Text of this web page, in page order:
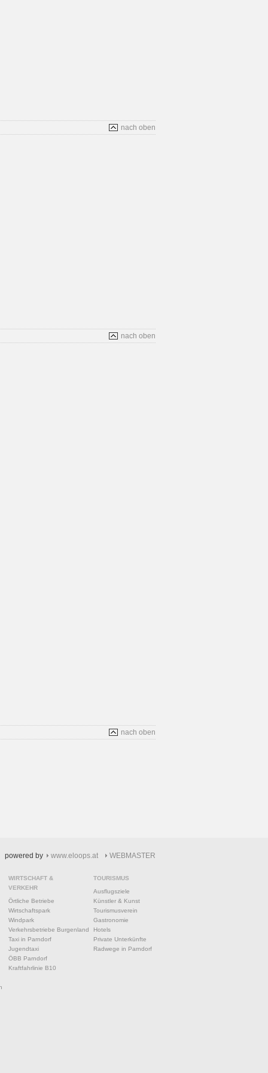
nach oben
nach oben
nach oben
powered by www.eloops.at WEBMASTER
WIRTSCHAFT &
VERKEHR
Örtliche Betriebe
Wirtschaftspark
Windpark
Verkehrsbetriebe Burgenland
Taxi in Parndorf
Jugendtaxi
ÖBB Parndorf
Kraftfahrlinie B10
TOURISMUS
Ausflugsziele
Künstler & Kunst
Tourismusverein
Gastronomie
Hotels
Private Unterkünfte
Radwege in Parndorf